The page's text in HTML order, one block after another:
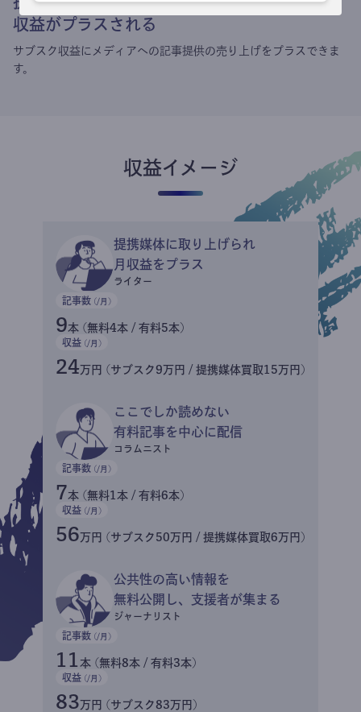
収益がプラスされる
サブスク収益にメディアへの記事提供の売り上げをプラスできま
す。
収益イメージ
提携媒体に取り上げられ
月収益をプラス
ライター
記事数 (/月)
9本 (無料4本 / 有料5本)
収益 (/月)
24万円 (サブスク9万円 / 提携媒体買取15万円)
ここでしか読めない
有料記事を中心に配信
コラムニスト
記事数 (/月)
7本 (無料1本 / 有料6本)
収益 (/月)
56万円 (サブスク50万円 / 提携媒体買取6万円)
公共性の高い情報を
無料公開し、支援者が集まる
ジャーナリスト
記事数 (/月)
11 本 (無料8本 / 有料3本)
収益 (/月)
83万円 (サブスク83万円)